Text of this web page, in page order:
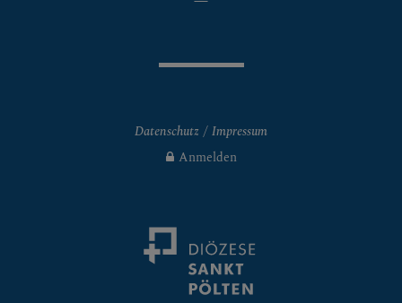
Datenschutz
Impressum
Anmelden